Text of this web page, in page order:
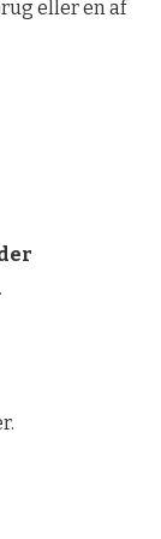
eller en af